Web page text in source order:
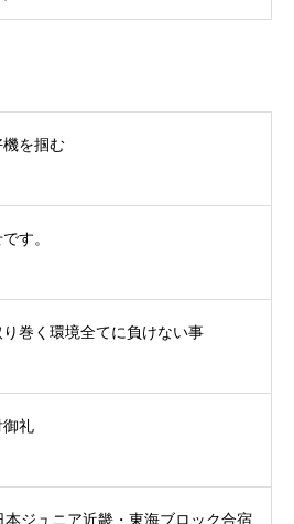
を掴む
す。
巻く環境全てに負けない事
礼
ジュニア近畿・東海ブロック合宿